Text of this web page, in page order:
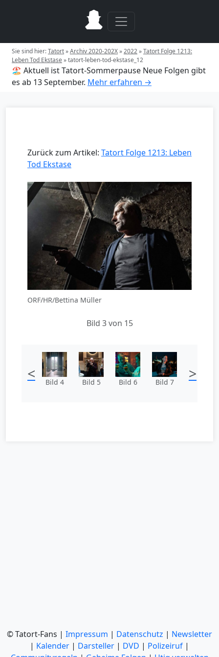
Sie sind hier:Tatort»Archiv 2020-202X»2022»Tatort Folge 1213:
Leben Tod Ekstase»tatort-leben-tod-ekstase_12
🏖️ Aktuell ist Tatort-Sommerpause Neue Folgen gibt
es ab 13 September. Mehr erfahren →
Zurück zum Artikel: Tatort Folge 1213: Leben
Tod Ekstase
ORF/HR/Bettina Müller
Bild 3 von 15
< Bild 4 Bild 5 Bild 6 Bild 7 >
© Tatort-Fans | Impressum | Datenschutz | Newsletter
| Kalender | Darsteller | DVD | Polizeiruf |